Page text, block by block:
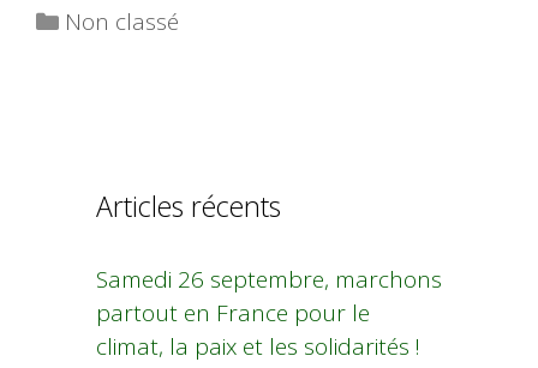
Catégories
Non classé
Articles récents
Samedi 26 septembre, marchons
partout en France pour le
climat, la paix et les solidarités !